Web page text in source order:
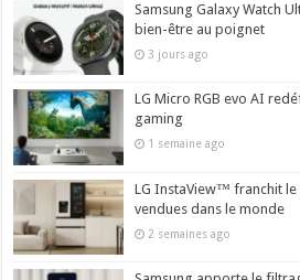
Samsung Galaxy Watch
bien-être au poignet
3 jours ago
LG Micro RGB evo AI
gaming
1 semaine ago
LG InstaView™ franchit le
vendues dans le monde
2 semaines ago